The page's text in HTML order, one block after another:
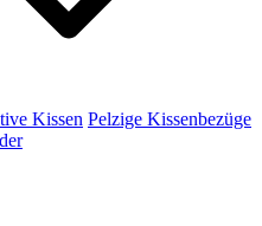
Kissen Pelzige Kissenbezüge